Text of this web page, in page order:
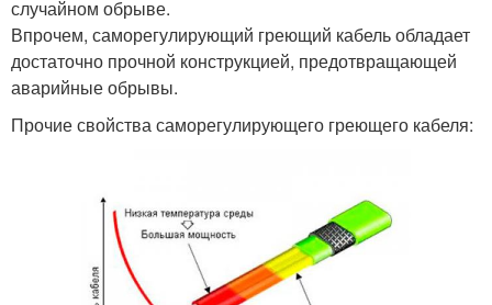
случайном обрыве.
Впрочем, саморегулирующий греющий кабель обладает
достаточно прочной конструкцией, предотвращающей
аварийные обрывы.
Прочие свойства саморегулирующего греющего кабеля: